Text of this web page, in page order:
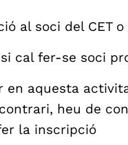
al soci del CET
cal fer-se soci
en aquesta
heu de
la inscripció